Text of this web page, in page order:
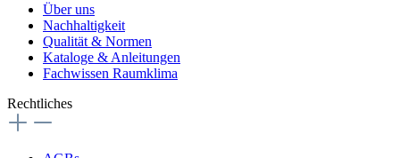
Über uns
Nachhaltigkeit
Qualität & Normen
Kataloge & Anleitungen
Fachwissen Raumklima
Rechtliches